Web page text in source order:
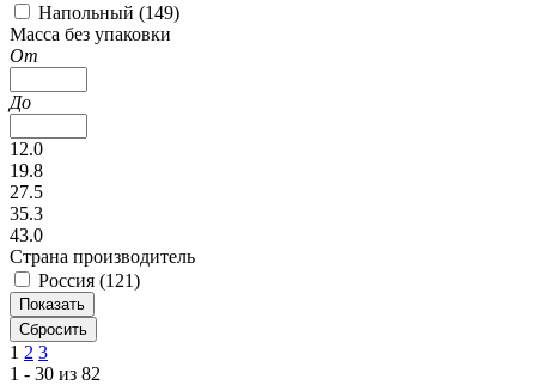
Напольный (149)
Масса без упаковки
От
До
12.0
19.8
27.5
35.3
43.0
Страна производитель
Россия (121)
1 2 3
1 - 30 из 82